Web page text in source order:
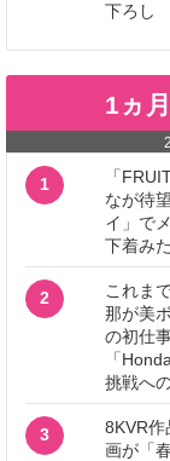
下ろし
1ヵ
1
「
なが待
イ」で
下着み
2
これま
那が美
の初仕
「
挑戦へ
3
8KVR作
画が「